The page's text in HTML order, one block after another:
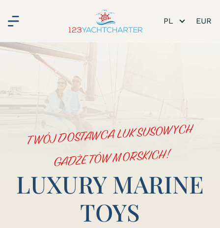
PL
TWÓJ DOSTAWCA LUKSUSOWYCH
GADŻETÓW MORSKICH!
LUXURY MARINE
TOYS